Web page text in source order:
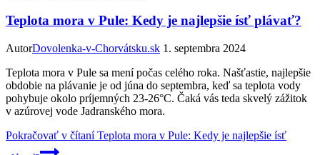
Teplota mora v Pule: Kedy je najlepšie ísť plávať?
AutorDovolenka-v-Chorvátsku.sk 1. septembra 2024
Teplota mora v Pule sa mení počas celého roka. Našťastie, najlepšie
obdobie na plávanie je od júna do septembra, keď sa teplota vody
pohybuje okolo príjemných 23-26°C. Čaká vás teda skvelý zážitok
v azúrovej vode Jadranského mora.
Pokračovať v čítaníTeplota mora v Pule: Kedy je najlepšie ísť